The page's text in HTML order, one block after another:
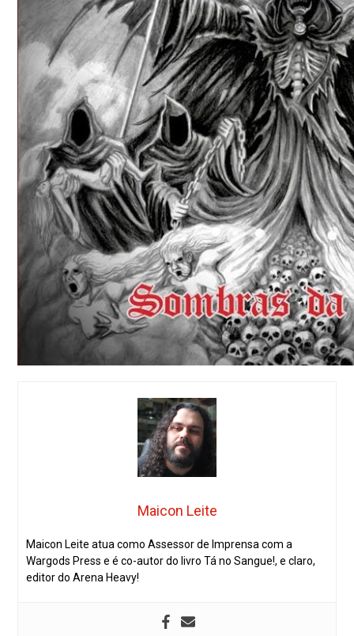
Maicon Leite
Maicon Leite atua como Assessor de Imprensa com a
Wargods Press e é co-autor do livro Tá no Sangue!, e claro,
editor do Arena Heavy!